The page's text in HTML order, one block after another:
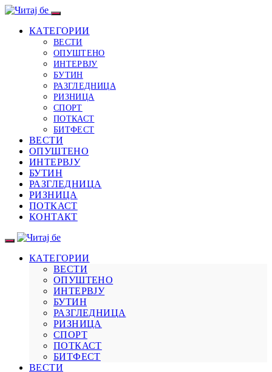
КАТЕГОРИИ
ВЕСТИ
ОПУШТЕНО
ИНТЕРВЈУ
БУТИН
РАЗГЛЕДНИЦА
РИЗНИЦА
СПОРТ
ПОТКАСТ
БИТФЕСТ
ВЕСТИ
ОПУШТЕНО
ИНТЕРВЈУ
БУТИН
РАЗГЛЕДНИЦА
РИЗНИЦА
ПОТКАСТ
КОНТАКТ
КАТЕГОРИИ
ВЕСТИ
ОПУШТЕНО
ИНТЕРВЈУ
БУТИН
РАЗГЛЕДНИЦА
РИЗНИЦА
СПОРТ
ПОТКАСТ
БИТФЕСТ
ВЕСТИ